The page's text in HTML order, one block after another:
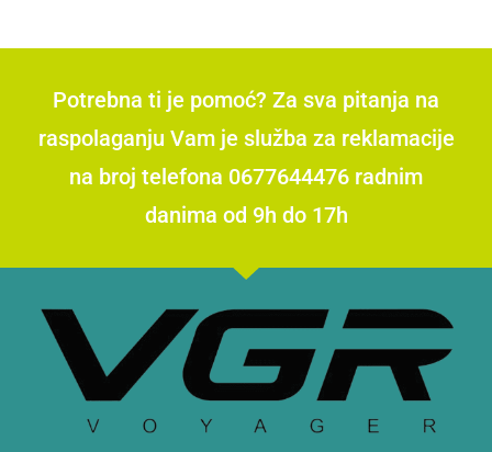
Potrebna ti je pomoć? Za sva pitanja na
raspolaganju Vam je služba za reklamacije
na broj telefona 0677644476 radnim
danima od 9h do 17h